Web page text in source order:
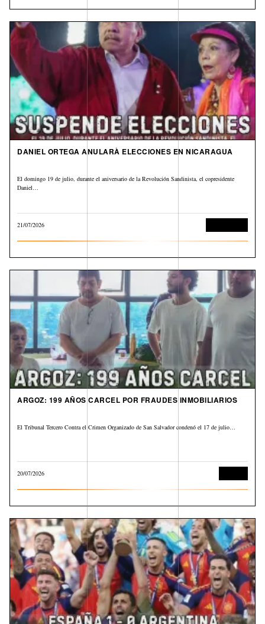
DANIEL ORTEGA ANULARÀ ELECCIONES EN NICARAGUA
El domingo 19 de julio, durante el aniversario de la Revolución Sandinista, el copresidente
Daniel…
21/07/2026
ARGOZ: 199 AÑOS CARCEL POR FRAUDES INMOBILIARIOS
El Tribunal Tercero Contra el Crimen Organizado de San Salvador condenó el 17 de julio…
20/07/2026